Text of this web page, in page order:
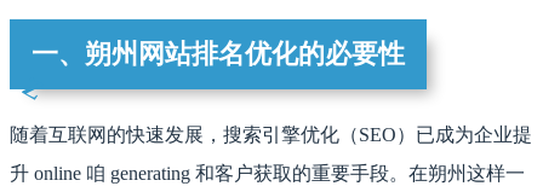
一、朔州网站排名优化的必要性
随着互联网的快速发展，搜索引擎优化（SEO）已成为企业提
升 online 咱 generating 和客户获取的重要手段。在朔州这样一